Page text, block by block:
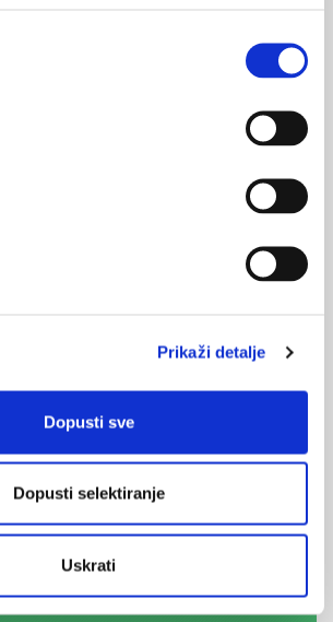
Prikaži detalje
Dopusti sve
Dopusti selektiranje
Uskrati
je provedeno na ženama koje su imale
se ispitati povezanost recidiva
(1/2025)
do fatalnog: izabrane teme iz
nefrologije i endokrinologije